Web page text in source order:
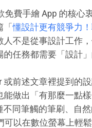
免費手繪 App 的核心
「懂設計更有競爭力
不是從事設計工作
任務都需要「設計」
或前述文章裡提到的
能做出「有那麼一點
不同筆觸的筆刷、自
可以在數位螢幕上輕